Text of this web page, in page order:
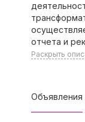
отчета и
Раскрыть
Объявления